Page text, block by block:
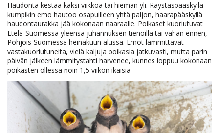
Haudonta kestää kaksi viikkoa tai hieman yli. Räystäspääskyllä
kumpikin emo hautoo osapuilleen yhtä paljon, haarapääskyllä
haudontaurakka jää kokonaan naaraalle. Poikaset kuoriutuvat
Etelä-Suomessa yleensä juhannuksen tienoilla tai vähän ennen,
Pohjois-Suomessa heinäkuun alussa. Emot lämmittävät
vastakuoriutuneita, vielä kaljuja poikasia jatkuvasti, mutta parin
päivän jälkeen lämmitystahti harvenee, kunnes loppuu kokonaan
poikasten ollessa noin 1,5 viikon ikäisiä.